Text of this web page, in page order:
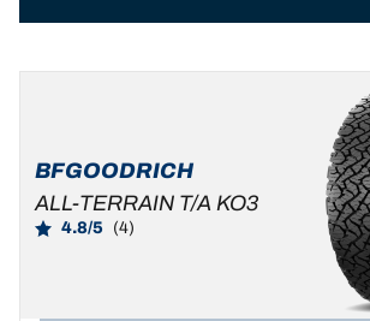
BFGOODRICH
ALL-TERRAIN T/A KO3
4.8/5 (4)